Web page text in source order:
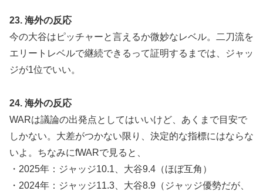
23. 海外の反応
今の大谷はピッチャーと言えるか微妙なレベル。二刀流を
エリートレベルで継続できるって証明するまでは、ジャッ
ジが1位でいい。
24. 海外の反応
WARは議論の出発点としてはいいけど、あくまで目安で
しかない。大差がつかない限り、決定的な指標にはならな
いよ。ちなみにfWARで見ると、
・2025年：ジャッジ10.1、大谷9.4（ほぼ互角）
・2024年：ジャッジ11.3、大谷8.9（ジャッジ優勢だが、